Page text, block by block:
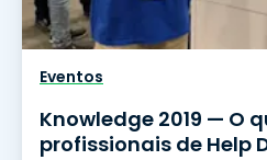
Eventos
Knowledge 2019 — O
profissionais de Help